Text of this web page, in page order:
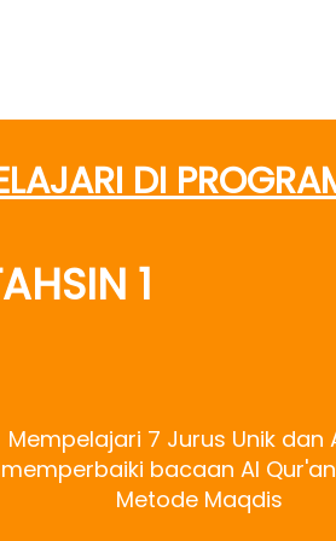
DI
1
Mempelajari 7 Jurus Unik dan
memperbaiki bacaan Al
Metode Maqdis